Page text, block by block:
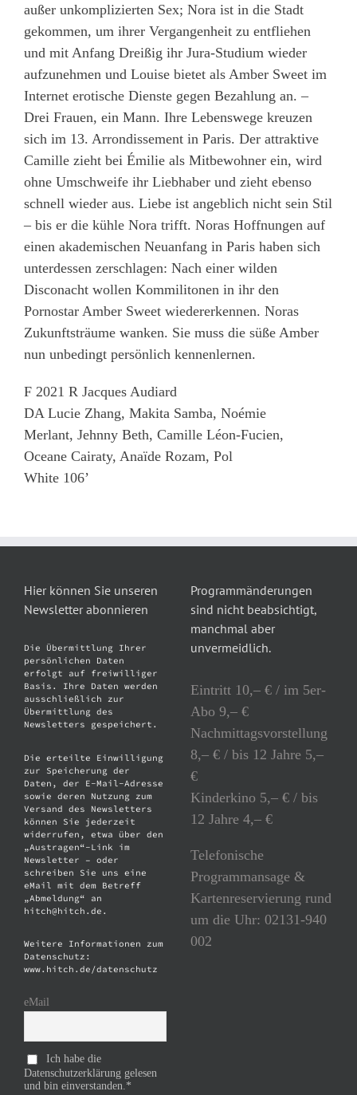
außer unkomplizierten Sex; Nora ist in die Stadt
gekommen, um ihrer Vergangenheit zu entfliehen
und mit Anfang Dreißig ihr Jura-Studium wieder
aufzunehmen und Louise bietet als Amber Sweet im
Internet erotische Dienste gegen Bezahlung an. –
Drei Frauen, ein Mann. Ihre Lebenswege kreuzen
sich im 13. Arrondissement in Paris. Der attraktive
Camille zieht bei Émilie als Mitbewohner ein, wird
ohne Umschweife ihr Liebhaber und zieht ebenso
schnell wieder aus. Liebe ist angeblich nicht sein Stil
– bis er die kühle Nora trifft. Noras Hoffnungen auf
einen akademischen Neuanfang in Paris haben sich
unterdessen zerschlagen: Nach einer wilden
Disconacht wollen Kommilitonen in ihr den
Pornostar Amber Sweet wiedererkennen. Noras
Zukunftsträume wanken. Sie muss die süße Amber
nun unbedingt persönlich kennenlernen.
F 2021 R Jacques Audiard
DA Lucie Zhang, Makita Samba, Noémie
Merlant, Jehnny Beth, Camille Léon-Fucien,
Oceane Cairaty, Anaïde Rozam, Pol
White 106’
Hier können Sie unseren
Newsletter abonnieren
Die Übermittlung Ihrer
persönlichen Daten
erfolgt auf freiwilliger
Basis. Ihre Daten werden
ausschließlich zur
Übermittlung des
Newsletters gespeichert.
Die erteilte Einwilligung
zur Speicherung der
Daten, der E-Mail-Adresse
sowie deren Nutzung zum
Versand des Newsletters
können Sie jederzeit
widerrufen, etwa über den
„Austragen“-Link im
Newsletter – oder
schreiben Sie uns eine
eMail mit dem Betreff
„Abmeldung“ an
hitch@hitch.de.
Weitere Informationen zum
Datenschutz:
www.hitch.de/datenschutz
eMail
Ich habe die
Datenschutzerklärung gelesen
und bin einverstanden.*
Programmänderungen
sind nicht beabsichtigt,
manchmal aber
unvermeidlich.
Eintritt 10,– € / im 5er-
Abo 9,– €
Nachmittagsvorstellung
8,– € / bis 12 Jahre 5,–
€
Kinderkino 5,– € / bis
12 Jahre 4,– €
Telefonische
Programmansage &
Kartenreservierung rund
um die Uhr: 02131-940
002